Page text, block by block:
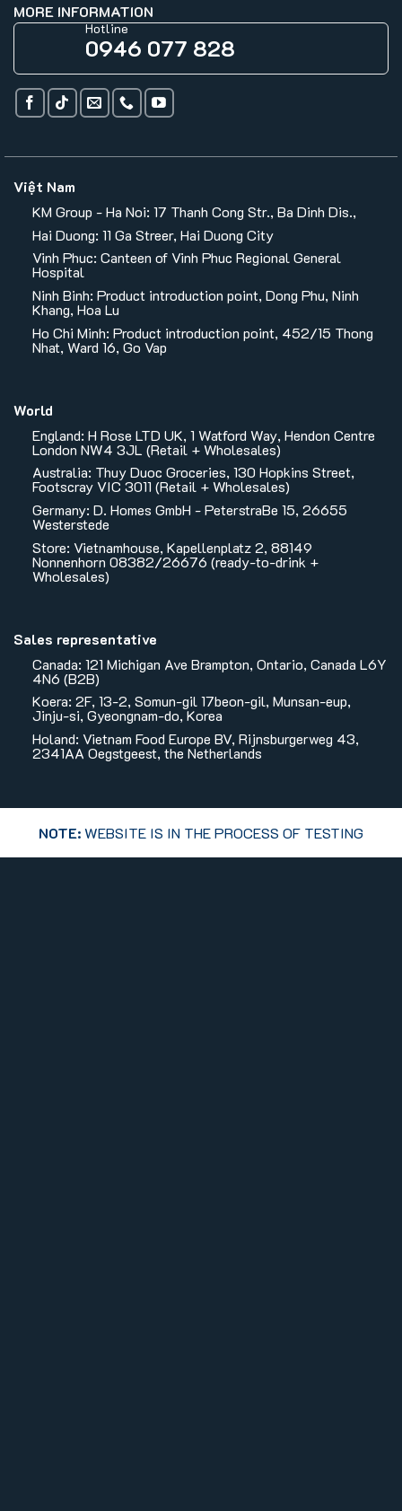
MORE INFORMATION
Hotline
0946 077 828
Việt Nam
KM Group - Ha Noi: 17 Thanh Cong Str., Ba Dinh Dis.,
Hai Duong: 11 Ga Streer, Hai Duong City
Vinh Phuc: Canteen of Vinh Phuc Regional General
Hospital
Ninh Binh: Product introduction point, Dong Phu, Ninh
Khang, Hoa Lu
Ho Chi Minh: Product introduction point, 452/15 Thong
Nhat, Ward 16, Go Vap
World
England: H Rose LTD UK, 1 Watford Way, Hendon Centre
London NW4 3JL (Retail + Wholesales)
Australia: Thuy Duoc Groceries, 130 Hopkins Street,
Footscray VIC 3011 (Retail + Wholesales)
Germany: D. Homes GmbH - PeterstraBe 15, 26655
Westerstede
Store: Vietnamhouse, Kapellenplatz 2, 88149
Nonnenhorn 08382/26676 (ready-to-drink +
Wholesales)
Sales representative
Canada: 121 Michigan Ave Brampton, Ontario, Canada L6Y
4N6 (B2B)
Koera: 2F, 13-2, Somun-gil 17beon-gil, Munsan-eup,
Jinju-si, Gyeongnam-do, Korea
Holand: Vietnam Food Europe BV, Rijnsburgerweg 43,
2341AA Oegstgeest, the Netherlands
NOTE:WEBSITE IS IN THE PROCESS OF TESTING